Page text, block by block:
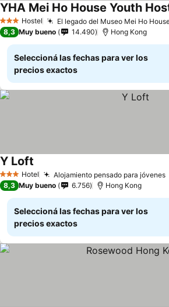
3 EstrellasHostel El legado del Museo Mei Ho
YHA Mei Ho House Youth
8,3 Muy bueno 14.490 Hong Kong
Seleccioná las fechas para ver los
precios exactos
3 Estrellas
Hotel Alojamiento pensado para jóvenes
Y Loft
8,3 Muy bueno 6.756 Hong Kong
Seleccioná las fechas para ver los
precios exactos